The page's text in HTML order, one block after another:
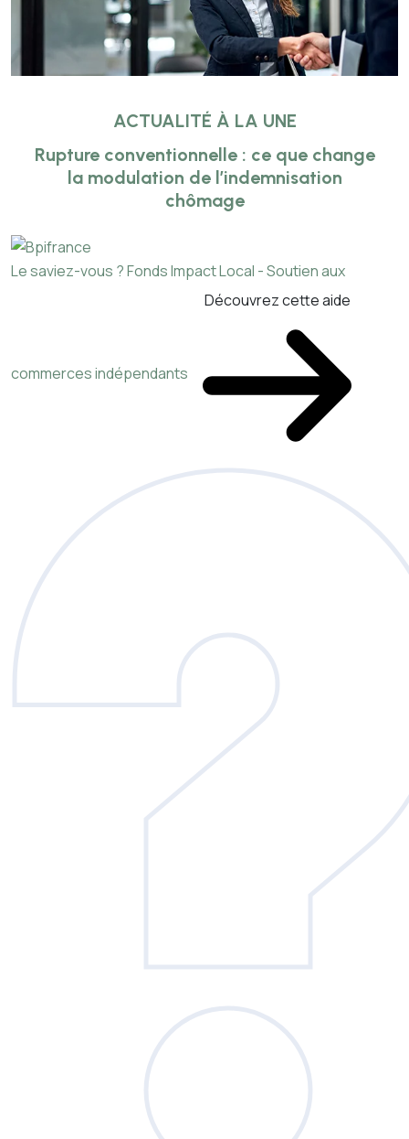
ACTUALITÉ À LA UNE
Rupture conventionnelle : ce que change
la modulation de l’indemnisation
chômage
Le saviez-vous ?Fonds Impact Local - Soutien aux
commerces indépendants
Découvrez cette aide